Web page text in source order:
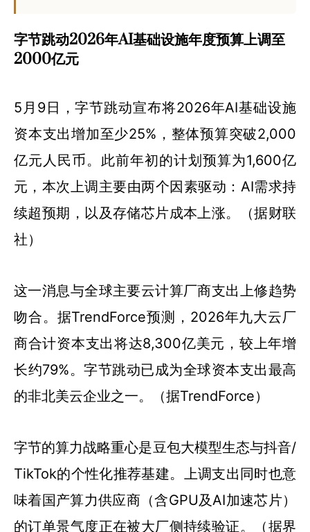
字节跳动2026年AI基础设施年度预算上调至
2000亿元
5月9日，字节跳动宣布将2026年AI基础设施
资本支出增加至少25%，整体预算突破2,000
亿元人民币。此前年初的计划预算为1,600亿
元，本次上调主要由两个因素驱动：AI需求持
续超预期，以及存储芯片成本上涨。（据财联
社）
这一消息与全球主要云计算厂商支出上修趋势
吻合。据TrendForce预测，2026年九大云厂
商合计资本支出将达8,300亿美元，较上年增
长约79%。字节跳动已成为全球资本支出最高
的非北美云企业之一。（据TrendForce）
字节的算力战略重心是豆包大模型生态与抖音/
TikTok的个性化推荐基建。上调支出同时也意
味着国产算力供应商（含GPU及AI加速芯片）
的订单景气度正在被大厂侧持续验证。（据界